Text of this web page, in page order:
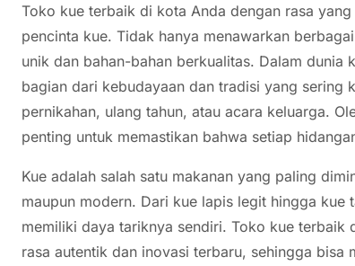
Toko kue terbaik di kota Anda dengan rasa
pencinta kue. Tidak hanya menawarkan
unik dan bahan-bahan berkualitas. Dalam
bagian dari kebudayaan dan tradisi yang sering
pernikahan, ulang tahun, atau acara keluarga.
penting untuk memastikan bahwa setiap
Kue adalah salah satu makanan yang paling
maupun modern. Dari kue lapis legit hingga
memiliki daya tariknya sendiri. Toko kue terbaik
rasa autentik dan inovasi terbaru, sehingga bisa